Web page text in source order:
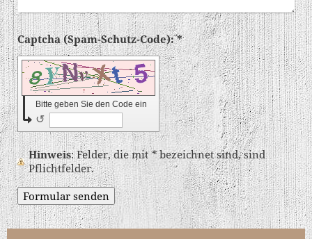
Captcha (Spam-Schutz-Code): *
Bitte geben Sie den Code ein
↺
Hinweis : Felder, die mit*bezeichnet sind, sind
Pflichtfelder.